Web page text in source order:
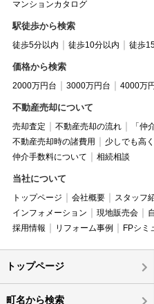
マンションカタログ
駅徒歩から検索
徒歩5分以内 徒歩10分以内 徒歩
価格から検索
2000万円台 3000万円台 4000万
不動産売却について
売却査定 不動産売却の流れ
「仲
不動産売却時の諸費用
少しでも高
仲介手数料について
相続相談
当社について
トップページ 会社概要 スタッフ
インフォメーション
現地販売会
採用情報
リフォーム事例 FPシミ
トップページ
町名から検索